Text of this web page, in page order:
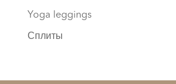
Yoga leggings
Сплиты